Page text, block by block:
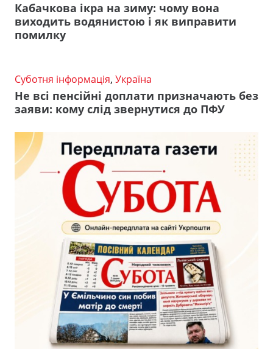
Кабачкова ікра на зиму: чому вона
виходить водянистою і як виправити
помилку
Суботня інформація, Україна
Не всі пенсійні доплати призначають без
заяви: кому слід звернутися до ПФУ